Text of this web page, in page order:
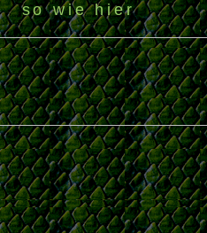
so wie hier